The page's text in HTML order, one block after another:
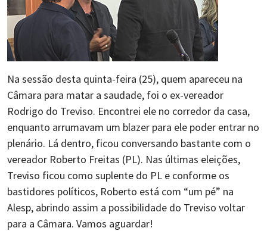
Na sessão desta quinta-feira (25), quem apareceu na
Câmara para matar a saudade, foi o ex-vereador
Rodrigo do Treviso. Encontrei ele no corredor da casa,
enquanto arrumavam um blazer para ele poder entrar no
plenário. Lá dentro, ficou conversando bastante com o
vereador Roberto Freitas (PL). Nas últimas eleições,
Treviso ficou como suplente do PL e conforme os
bastidores políticos, Roberto está com “um pé” na
Alesp, abrindo assim a possibilidade do Treviso voltar
para a Câmara. Vamos aguardar!